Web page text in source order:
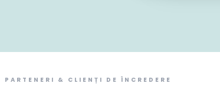
PARTENERI & CLIENȚI DE ÎNCREDERE